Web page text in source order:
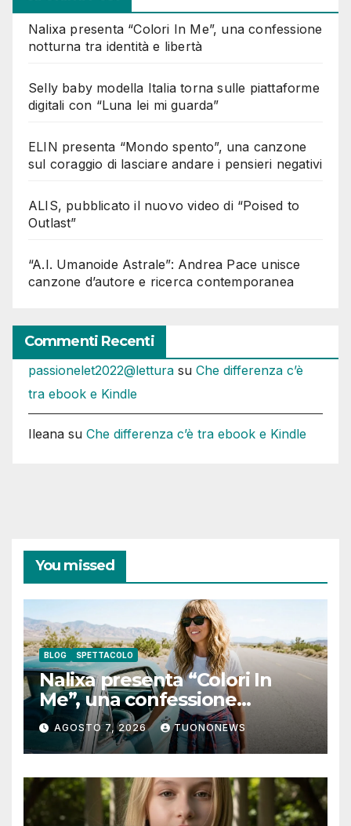
Nalixa presenta “Colori In Me”, una confessione
notturna tra identità e libertà
Selly baby modella Italia torna sulle piattaforme
digitali con “Luna lei mi guarda”
ELIN presenta “Mondo spento”, una canzone
sul coraggio di lasciare andare i pensieri negativi
ALIS, pubblicato il nuovo video di “Poised to
Outlast”
“A.I. Umanoide Astrale”: Andrea Pace unisce
canzone d’autore e ricerca contemporanea
Commenti Recenti
passionelet2022@lettura su Che differenza c’è
tra ebook e Kindle
Ileana su Che differenza c’è tra ebook e Kindle
You missed
BLOG SPETTACOLO
Nalixa presenta “Colori In
Me”, una confessione
notturna tra identità e libertà
AGOSTO 7, 2026 TUONONEWS